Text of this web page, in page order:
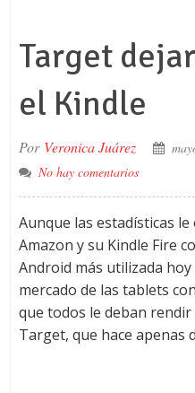
Target
el Kindle
Por Veronica Juárez
No hay comentarios
Aunque las estadísticas
Amazon y su Kindle Fire
Android más utilizada hoy
mercado de las tablets
que todos le deban
Target, que hace apenas